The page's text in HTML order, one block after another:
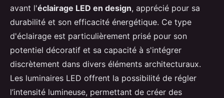
avant l'éclairage LED en design, apprécié pour sa
durabilité et son efficacité énergétique. Ce type
d'éclairage est particulièrement prisé pour son
potentiel décoratif et sa capacité à s'intégrer
discrètement dans divers éléments architecturaux.
Les luminaires LED offrent la possibilité de régler
l’intensité lumineuse, permettant de créer des